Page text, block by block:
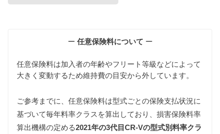
維持費の算出根拠
自動車税
自動車税は排気量によって異なりますが、3代目CR-
ー 任意保険料について ー
任意保険料は加入者の年齢やフリート等級などによって
大きく変動するため維持費の目安から外しています。
ご参考までに、任意保険料は型式ごとの保険支払状況に
基づいて毎年料率クラスを算出しており、損害保険料率
算出機構の定める2021年の3代目CR-Vの型式別料率クラ